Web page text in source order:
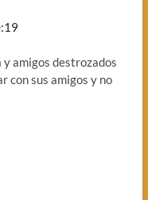
amigos destrozados
con sus amigos y no